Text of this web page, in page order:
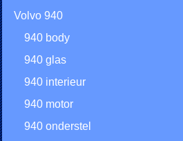
Volvo 940
940 body
940 glas
940 interieur
940 motor
940 onderstel